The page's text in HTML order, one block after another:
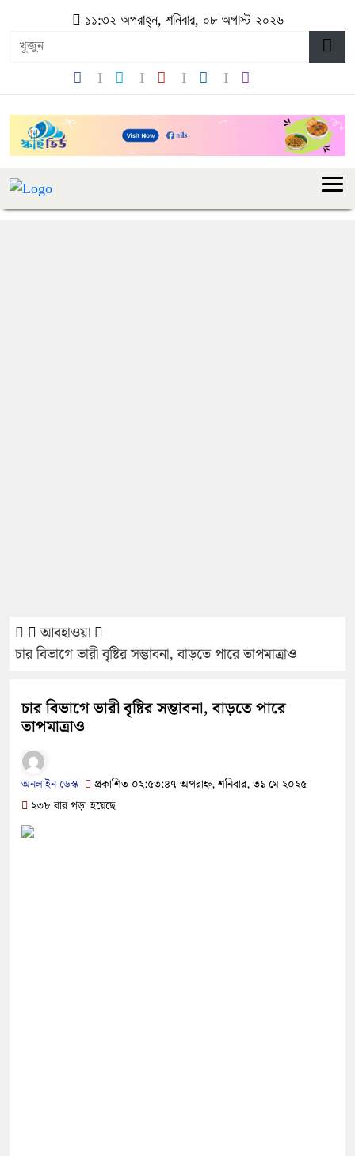
১১:৩২ অপরাহ্ন, শনিবার, ০৮ অগাস্ট ২০২৬
আবহাওয়া
চার বিভাগে ভারী বৃষ্টির সম্ভাবনা, বাড়তে পারে তাপমাত্রাও
চার বিভাগে ভারী বৃষ্টির সম্ভাবনা, বাড়তে পারে
তাপমাত্রাও
অনলাইন ডেস্ক
প্রকাশিত ০২:৫৩:৪৭ অপরাহ্ন, শনিবার, ৩১ মে ২০২৫
২৩৮ বার পড়া হয়েছে